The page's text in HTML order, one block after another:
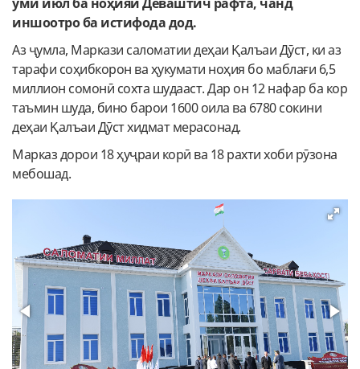
иншоотро ба истифода дод.
Аз ҷумла, Маркази саломатии деҳаи Қалъаи Дӯст, ки аз
тарафи соҳибкорон ва ҳукумати ноҳия бо маблағи 6,5
миллион сомонӣ сохта шудааст. Дар он 12 нафар ба кор
таъмин шуда, бино барои 1600 оила ва 6780 сокини
деҳаи Қалъаи Дӯст хидмат мерасонад.
Марказ дорои 18 ҳуҷраи корӣ ва 18 рахти хоби рӯзона
мебошад.